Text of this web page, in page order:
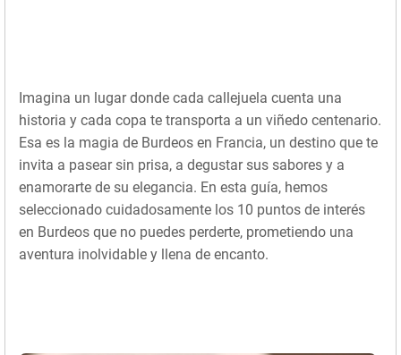
Imagina un lugar donde cada callejuela cuenta una
historia y cada copa te transporta a un viñedo centenario.
Esa es la magia de Burdeos en Francia, un destino que te
invita a pasear sin prisa, a degustar sus sabores y a
enamorarte de su elegancia. En esta guía, hemos
seleccionado cuidadosamente los 10 puntos de interés
en Burdeos que no puedes perderte, prometiendo una
aventura inolvidable y llena de encanto.